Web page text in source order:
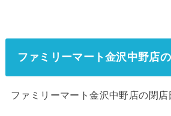
ファミリーマート金沢中野店
ファミリーマート金沢中野店の閉店